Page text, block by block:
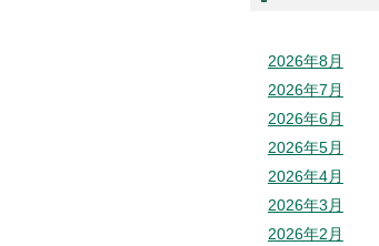
2026年8月
2026年7月
2026年6月
2026年5月
2026年4月
2026年3月
2026年2月